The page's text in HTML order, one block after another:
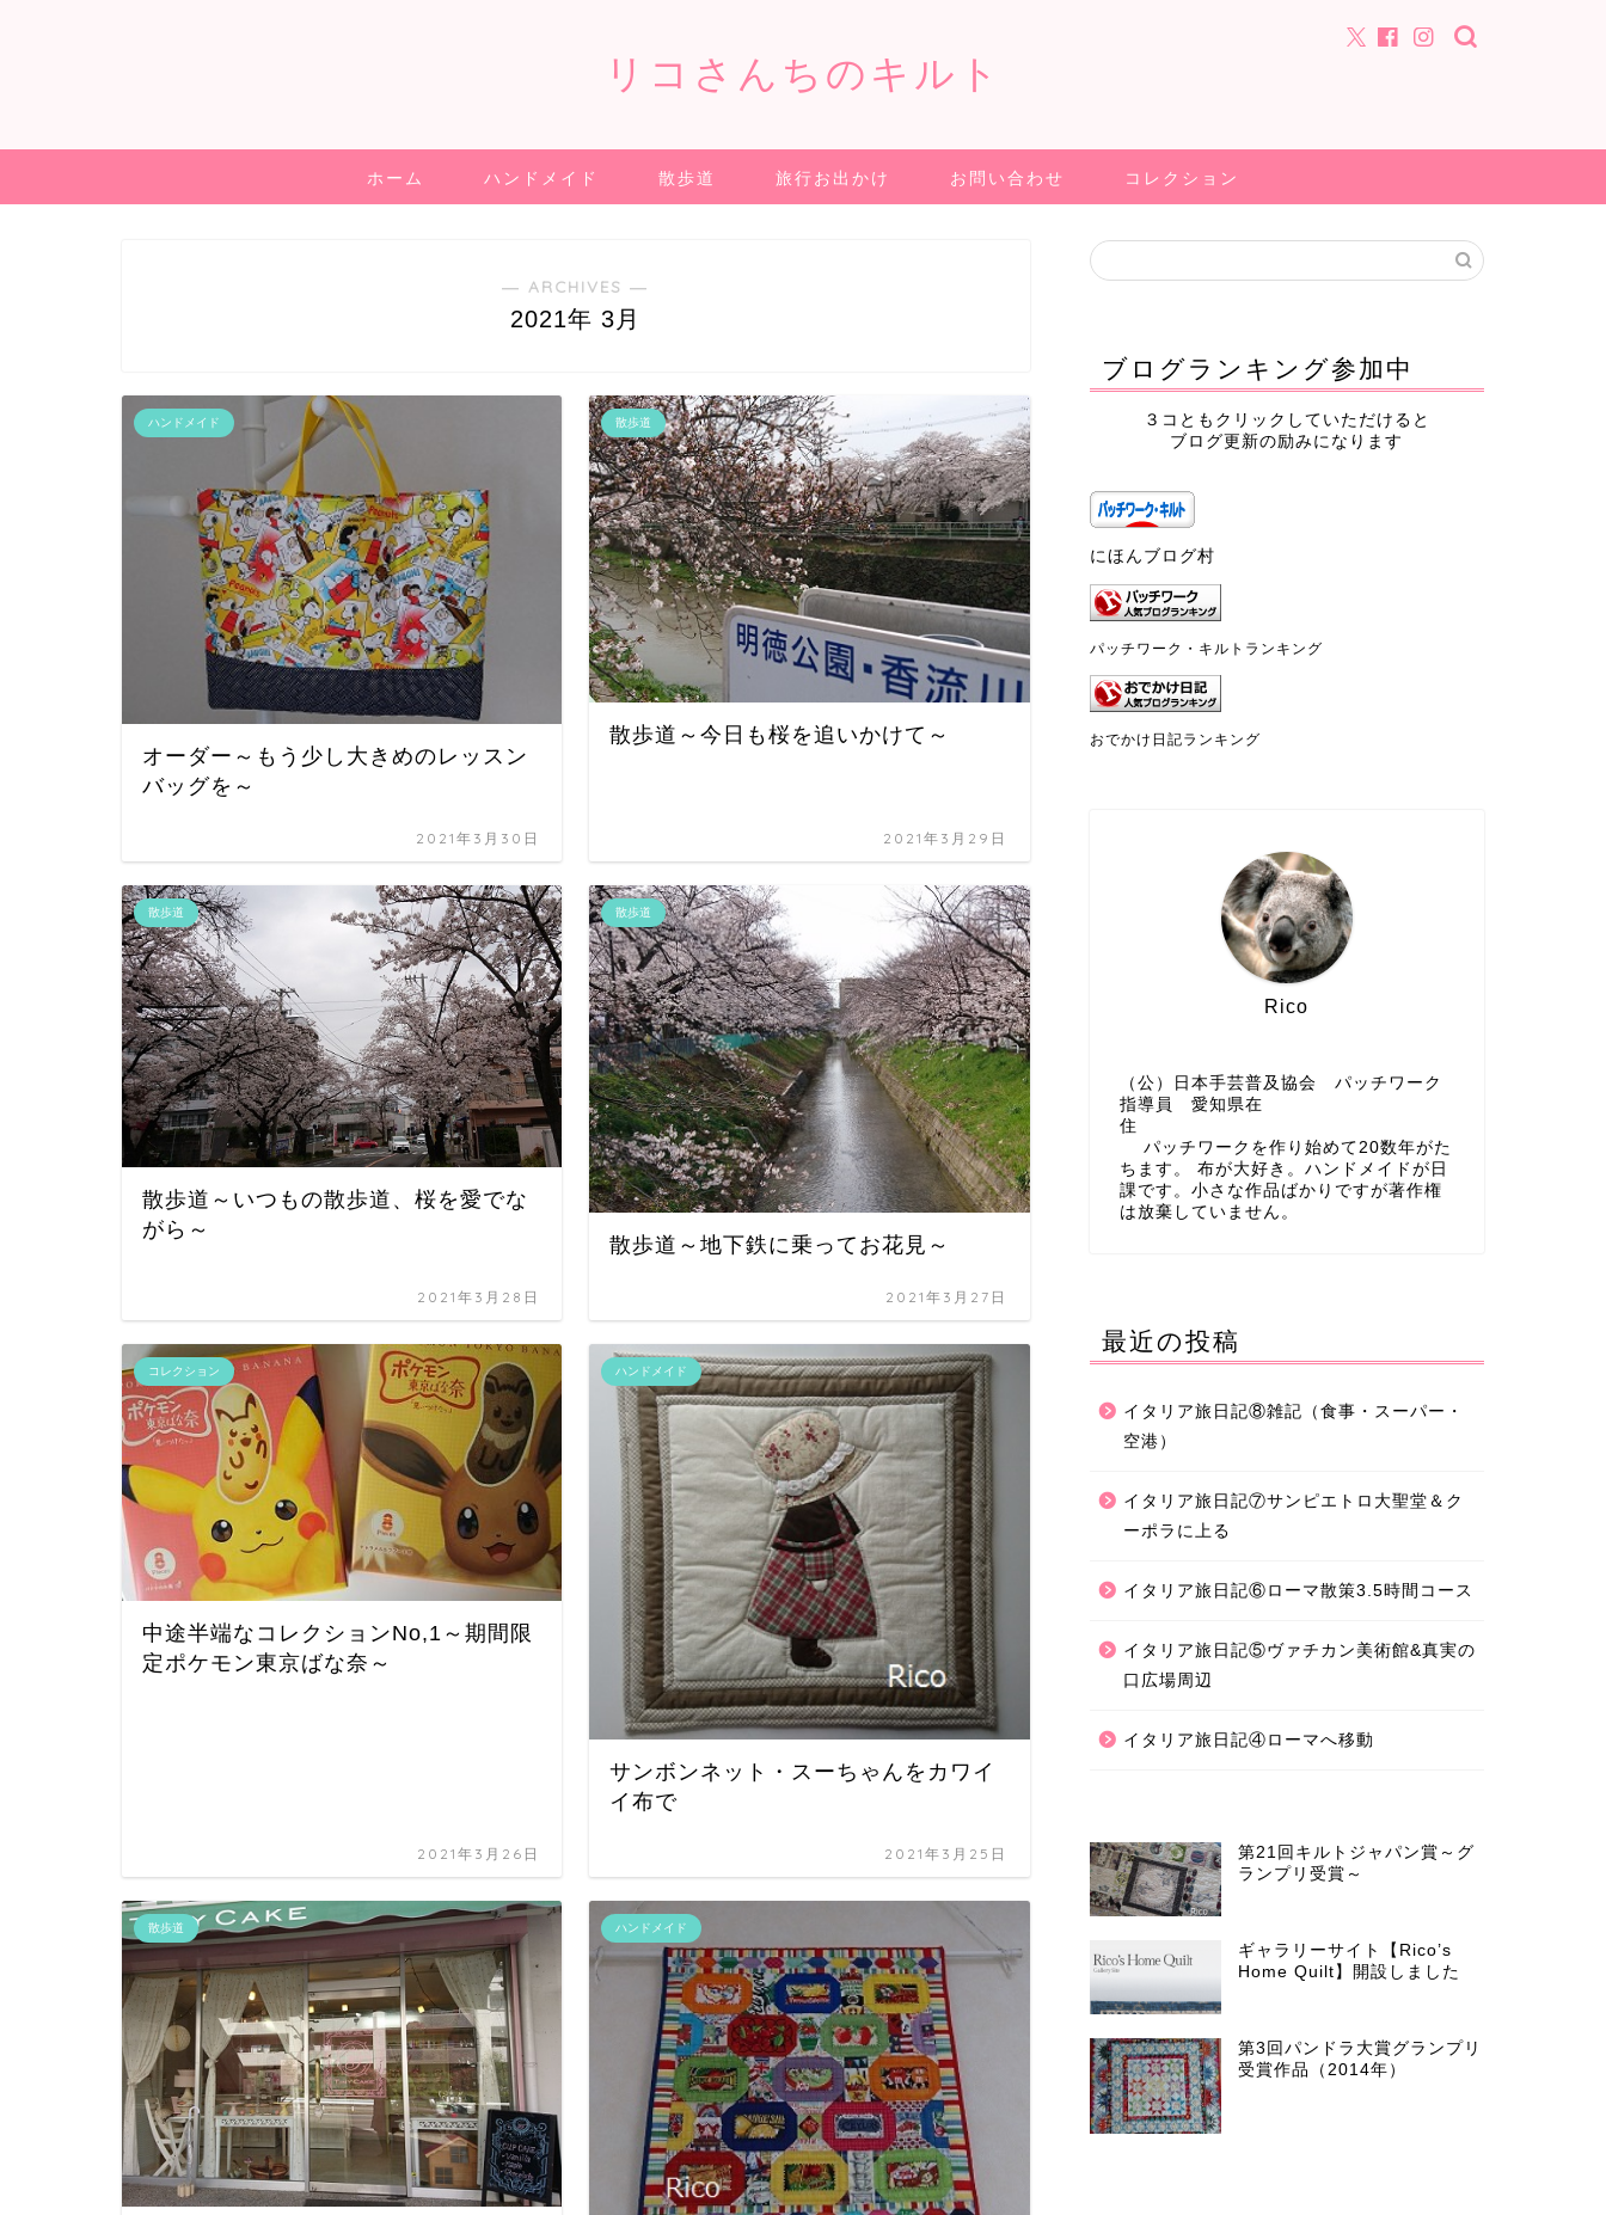
リコさんちのキルト
ホーム ハンドメイド 散歩道 旅行お出かけ お問い合わせ コレクション
― ARCHIVES ―
2021年 3月
ハンドメイド
オーダー～もう少し大きめのレッスン
バッグを～
2021年3月30日
散歩道
散歩道～今日も桜を追いかけて～
2021年3月29日
散歩道
散歩道～いつもの散歩道、桜を愛でな
がら～
2021年3月28日
散歩道
散歩道～地下鉄に乗ってお花見～
2021年3月27日
コレクション
中途半端なコレクションNo,1～期間限
定ポケモン東京ばな奈～
2021年3月26日
ハンドメイド
サンボンネット・スーちゃんをカワイ
イ布で
2021年3月25日
散歩道 ハンドメイド
ブログランキング参加中
３コともクリックしていただけると
ブログ更新の励みになります
にほんブログ村
パッチワーク・キルトランキング
おでかけ日記ランキング
Rico
（公）日本手芸普及協会 パッチワーク
指導員 愛知県在
住
パッチワークを作り始めて20数年がた
ちます。 布が大好き。ハンドメイドが日
課です。小さな作品ばかりですが著作権
は放棄していません。
最近の投稿
イタリア旅日記⑧雑記（食事・スーパー・
空港）
イタリア旅日記⑦サンピエトロ大聖堂＆ク
ーポラに上る
イタリア旅日記⑥ローマ散策3.5時間コース
イタリア旅日記⑤ヴァチカン美術館&真実の
口広場周辺
イタリア旅日記④ローマへ移動
第21回キルトジャパン賞～グ
ランプリ受賞～
ギャラリーサイト【Rico’s
Home Quilt】開設しました
第3回パンドラ大賞グランプリ
受賞作品（2014年）